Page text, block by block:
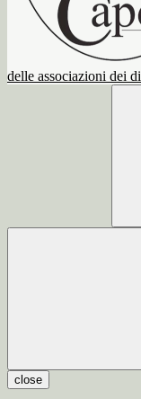
delle associazioni dei
close